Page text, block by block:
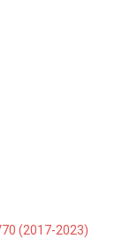
(2017-2023)